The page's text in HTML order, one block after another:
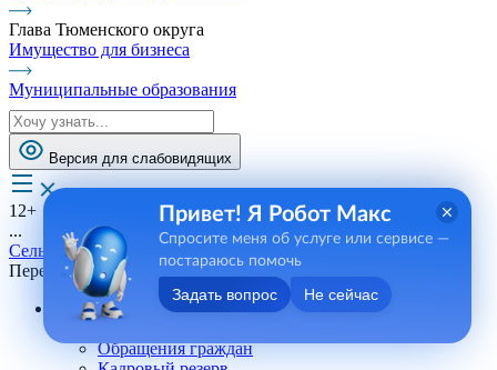
Глава Тюменского округа
Имущество для бизнеса
Муниципальные образования
Версия для слабовидящих
12+
...
Сельские поселения
Переваловское СП
Андреевское СП
Обращения граждан
Привет! Я Робот Макс
Спросите меня об услуге или сервисе —
постараюсь помочь
Задать вопрос Не сейчас